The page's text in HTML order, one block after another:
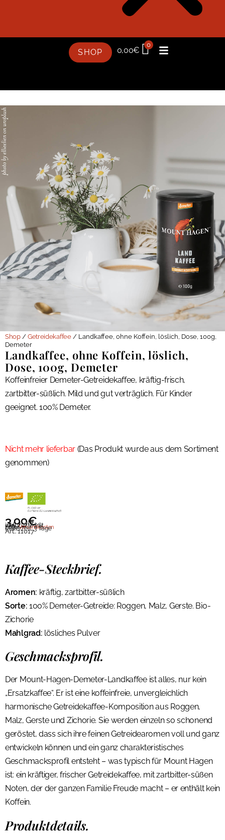
SHOP 0,00€
0
Shop/ Getreidekaffee/ Landkaffee, ohne Koffein, löslich, Dose, 100g,
Demeter
Landkaffee, ohne Koffein, löslich,
Dose, 100g, Demeter
Koffeinfreier Demeter-Getreidekaffee, kräftig-frisch,
zartbitter-süßlich. Mild und gut verträglich. Für Kinder
geeignet. 100% Demeter.
Nicht mehr lieferbar (Das Produkt wurde aus dem Sortiment
genommen)
3,99€
39,90€/kg
inkl. 7 % MwSt.
zzgl.Versandkosten
Lieferzeit:3 Tage
Art.:11017
Kaffee-Steckbrief.
Aromen: kräftig, zartbitter-süßlich
Sorte: 100% Demeter-Getreide: Roggen, Malz, Gerste. Bio-
Zichorie
Mahlgrad: lösliches Pulver
Geschmacksprofil.
Der Mount-Hagen-Demeter-Landkaffee ist alles, nur kein
„Ersatzkaffee“. Er ist eine koffeinfreie, unvergleichlich
harmonische Getreidekaffee-Komposition aus Roggen,
Malz, Gerste und Zichorie. Sie werden einzeln so schonend
geröstet, dass sich ihre feinen Getreidearomen voll und ganz
entwickeln können und ein ganz charakteristisches
Geschmacksprofil entsteht – was typisch für Mount Hagen
ist: ein kräftiger, frischer Getreidekaffee, mit zartbitter-süßen
Noten, der der ganzen Familie Freude macht – er enthält kein
Koffein.
Produktdetails.